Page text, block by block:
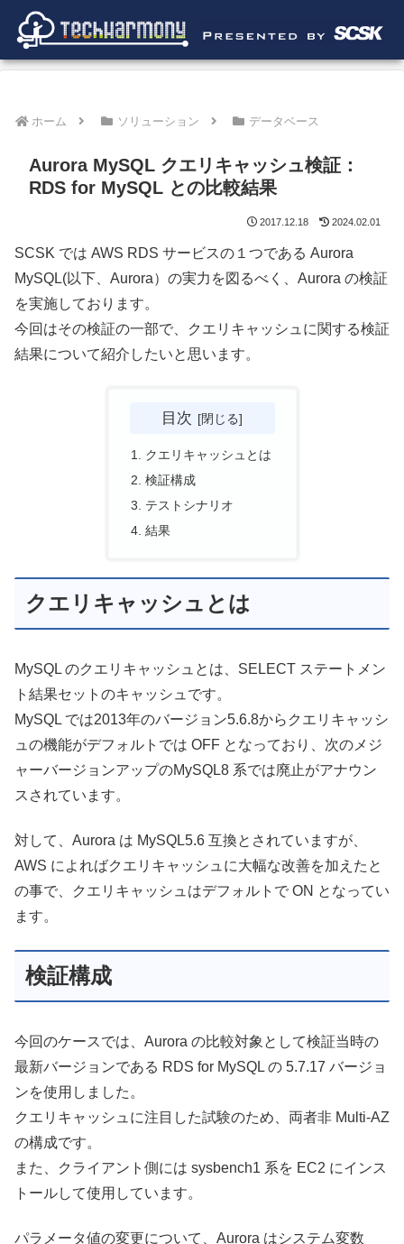
ホーム ソリューション データベース
Aurora MySQL クエリキャッシュ検証：
RDS for MySQL との比較結果
2017.12.18 2024.02.01
SCSK では AWS RDS サービスの１つである Aurora
MySQL(以下、Aurora）の実力を図るべく、Aurora の検証
を実施しております。
今回はその検証の一部で、クエリキャッシュに関する検証
結果について紹介したいと思います。
目次
クエリキャッシュとは
検証構成
テストシナリオ
結果
クエリキャッシュとは
MySQL のクエリキャッシュとは、SELECT ステートメン
ト結果セットのキャッシュです。
MySQL では2013年のバージョン5.6.8からクエリキャッシ
ュの機能がデフォルトでは OFF となっており、次のメジ
ャーバージョンアップのMySQL8 系では廃止がアナウン
スされています。
対して、Aurora は MySQL5.6 互換とされていますが、
AWS によればクエリキャッシュに大幅な改善を加えたと
の事で、クエリキャッシュはデフォルトで ON となってい
ます。
検証構成
今回のケースでは、Aurora の比較対象として検証当時の
最新バージョンである RDS for MySQL の 5.7.17 バージョ
ンを使用しました。
クエリキャッシュに注目した試験のため、両者非 Multi-AZ
の構成です。
また、クライアント側には sysbench1 系を EC2 にインス
トールして使用しています。
パラメータ値の変更について、Aurora はシステム変数